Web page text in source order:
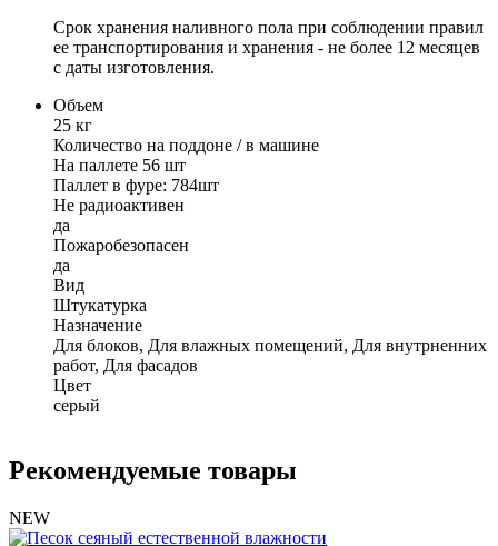
Срок хранения наливного пола при соблюдении правил
ее транспортирования и хранения - не более 12 месяцев
с даты изготовления.
Объем
25 кг
Количество на поддоне / в машине
На паллете 56 шт
Паллет в фуре: 784шт
Не радиоактивен
да
Пожаробезопасен
да
Вид
Штукатурка
Назначение
Для блоков, Для влажных помещений, Для внутрненних
работ, Для фасадов
Цвет
серый
Рекомендуемые товары
NEW